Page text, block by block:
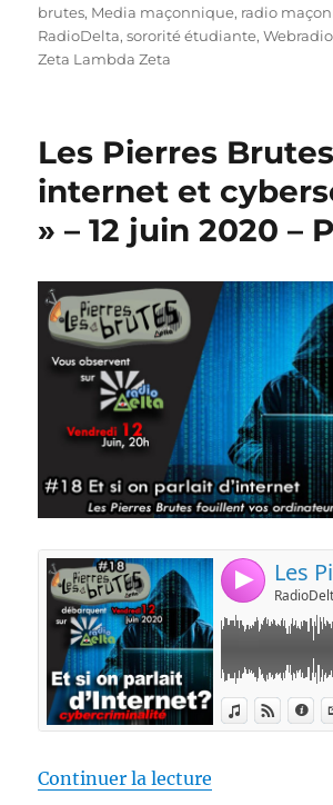
brutes, Media maçonnique, radio
RadioDelta,sororité étudiante,
Zeta Lambda Zeta
Les Pierres Brutes
internet et
» – 12 juin 2020 –
Continuer la lecture